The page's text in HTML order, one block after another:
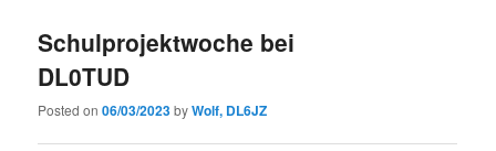
Schulprojektwoche bei
DL0TUD
Posted on06/03/2023byWolf, DL6JZ